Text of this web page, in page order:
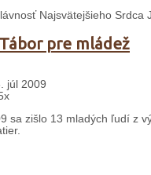
Najsvätejšieho Srdca
pre mládež
júl 2009
sa zišlo 13 mladých ľudí z